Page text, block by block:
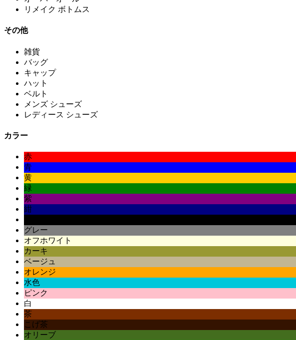
リメイク ボトムス
その他
雑貨
バッグ
キャップ
ハット
ベルト
メンズ シューズ
レディース シューズ
カラー
赤
青
黄
緑
紫
紺
グレー
オフホワイト
カーキ
ベージュ
オレンジ
水色
ピンク
白
茶
こげ茶
オリーブ